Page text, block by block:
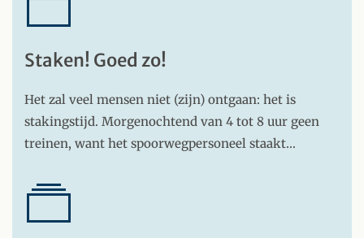
Staken! Goed zo!
Het zal veel mensen niet (zijn) ontgaan: het is
stakingstijd. Morgenochtend van 4 tot 8 uur geen
treinen, want het spoorwegpersoneel staakt…